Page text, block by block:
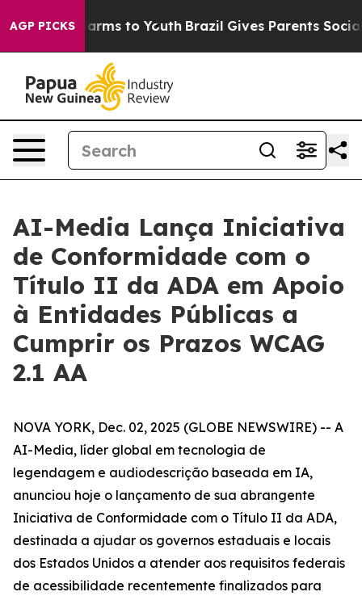
AGP PICKSHarms to Youth Brazil Gives Parents Social
AI-Media Lança Iniciativa
de Conformidade com o
Título II da ADA em Apoio
à Entidades Públicas a
Cumprir os Prazos WCAG
2.1 AA
NOVA YORK, Dec. 02, 2025 (GLOBE NEWSWIRE) -- A
AI-Media, líder global em tecnologia de
legendagem e audiodescrição baseada em IA,
anunciou hoje o lançamento de sua abrangente
Iniciativa de Conformidade com o Título II da ADA,
destinada a ajudar os governos estaduais e locais
dos Estados Unidos a atender aos requisitos federais
de acessibilidade recentemente finalizados para